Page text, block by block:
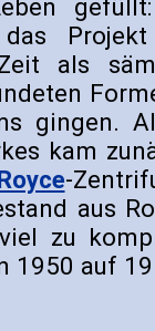
als
gingen.
kam
-
aus
zu
1950 auf